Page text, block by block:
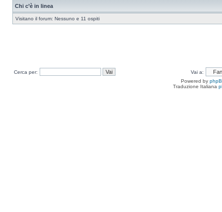
Chi c’è in linea
Visitano il forum: Nessuno e 11 ospiti
Cerca per:
Vai a:
Powered by
Traduzione Italiana